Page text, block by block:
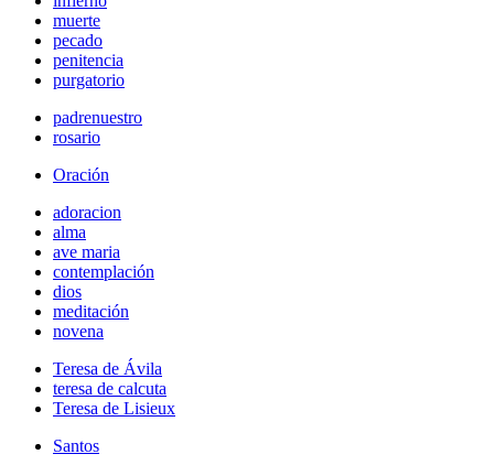
muerte
pecado
penitencia
purgatorio
padrenuestro
rosario
Oración
adoracion
alma
ave maria
contemplación
dios
meditación
novena
Teresa de Ávila
teresa de calcuta
Teresa de Lisieux
Santos